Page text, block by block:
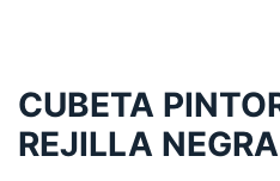
CUBETA
REJILLA NEGRA